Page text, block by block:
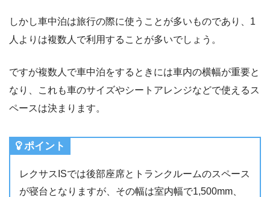
しかし車中泊は旅行の際に使うことが多いものであり、1
人よりは複数人で利用することが多いでしょう。
ですが複数人で車中泊をするときには車内の横幅が重要と
なり、これも車のサイズやシートアレンジなどで使えるス
ペースは決まります。
ポイント
レクサスISでは後部座席とトランクルームのスペース
が寝台となりますが、その幅は室内幅で1,500mm、